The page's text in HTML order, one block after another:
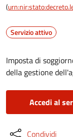
(
Servizio attivo
Imposta di
della gestione
Accedi al
Condividi